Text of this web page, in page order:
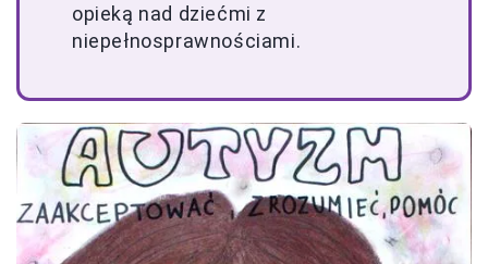
opieką nad dziećmi z
niepełnosprawnościami.